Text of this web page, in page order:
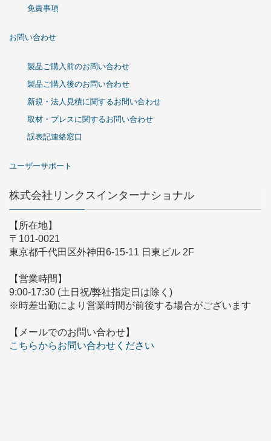
免責事項
お問い合わせ
製品ご購入前のお問い合わせ
製品ご購入後のお問い合わせ
新規・法人見積に関するお問い合わせ
取材・プレスに関するお問い合わせ
誤表記連絡窓口
ユーザーサポート
株式会社リンクスインターナショナル
【所在地】
〒101-0021
東京都千代田区外神田6-15-11 日東ビル 2F
【営業時間】
9:00-17:30 (土日祝/弊社指定日は除く)
※時差出勤により営業時間が前後する場合がございます
【メールでのお問い合わせ】
こちらからお問い合わせください